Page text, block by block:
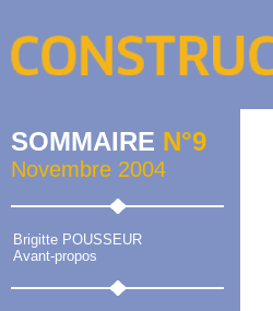
SOMMAIRE N°9
Novembre 2004
Brigitte POUSSEUR
Avant-propos